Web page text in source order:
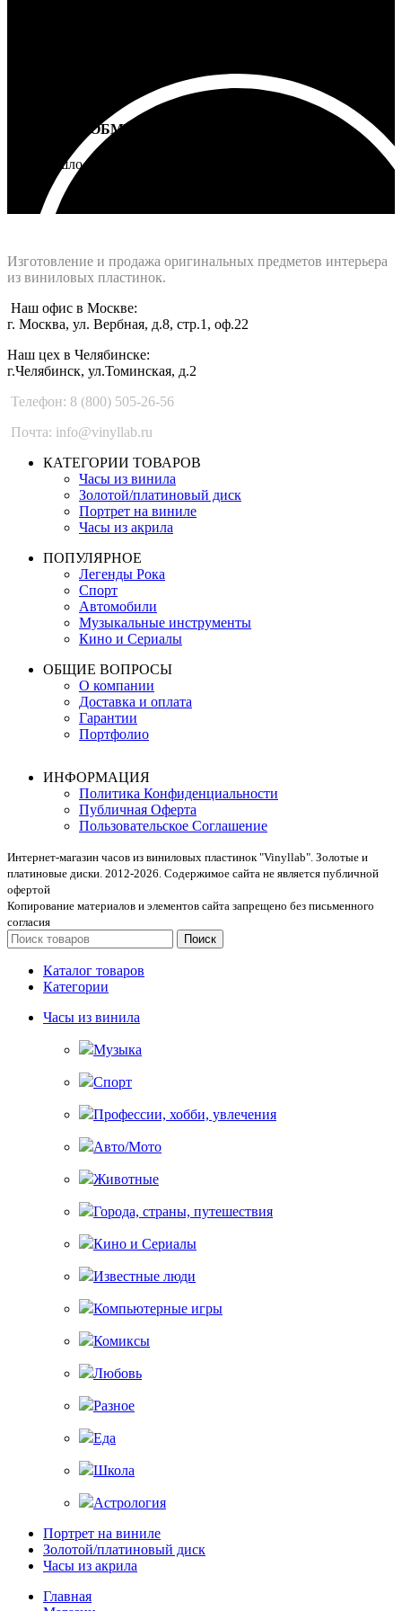
ВОЗВРАТ И ОБМЕН
Не подошло - вернем деньги
Изготовление и продажа оригинальных предметов интерьера
из виниловых пластинок.
Наш офис в Москве:
г. Москва, ул. Вербная, д.8, стр.1, оф.22
Наш цех в Челябинске:
г.Челябинск, ул.Томинская, д.2
Телефон: 8 (800) 505-26-56
Почта: info@vinyllab.ru
КАТЕГОРИИ ТОВАРОВ
Часы из винила
Золотой/платиновый диск
Портрет на виниле
Часы из акрила
ПОПУЛЯРНОЕ
Легенды Рока
Спорт
Автомобили
Музыкальные инструменты
Кино и Сериалы
ОБЩИЕ ВОПРОСЫ
О компании
Доставка и оплата
Гарантии
Портфолио
ИНФОРМАЦИЯ
Политика Конфиденциальности
Публичная Оферта
Пользовательское Соглашение
Интернет-магазин часов из виниловых пластинок "Vinyllab". Золотые и
платиновые диски. 2012-2026. Содержимое сайта не является публичной
офертой
Копирование материалов и элементов сайта запрещено без письменного
согласия
Поиск
Каталог товаров
Категории
Часы из винила
Музыка
Спорт
Профессии, хобби, увлечения
Авто/Мото
Животные
Города, страны, путешествия
Кино и Сериалы
Известные люди
Компьютерные игры
Комиксы
Любовь
Разное
Еда
Школа
Астрология
Портрет на виниле
Золотой/платиновый диск
Часы из акрила
Главная